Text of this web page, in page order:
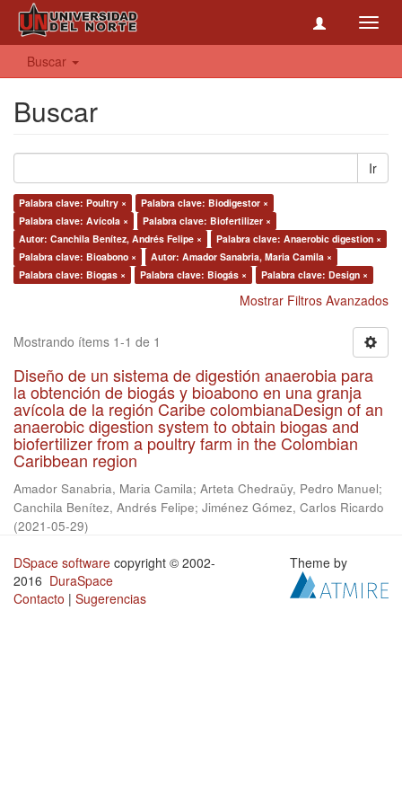
Buscar
Buscar
Ir
Palabra clave: Poultry ×
Palabra clave: Biodigestor ×
Palabra clave: Avícola ×
Palabra clave: Biofertilizer ×
Autor: Canchila Benítez, Andrés Felipe ×
Palabra clave: Anaerobic digestion ×
Palabra clave: Bioabono ×
Autor: Amador Sanabria, Maria Camila ×
Palabra clave: Biogas ×
Palabra clave: Biogás × Palabra clave: Design ×
Mostrar Filtros Avanzados
Mostrando ítems 1-1 de 1
Diseño de un sistema de digestión anaerobia para
la obtención de biogás y bioabono en una granja
avícola de la región Caribe colombianaDesign of an
anaerobic digestion system to obtain biogas and
biofertilizer from a poultry farm in the Colombian
Caribbean region
Amador Sanabria, Maria Camila; Arteta Chedraüy, Pedro Manuel;
Canchila Benítez, Andrés Felipe; Jiménez Gómez, Carlos Ricardo
(2021-05-29)
DSpace software copyright © 2002-
2016 DuraSpace
Contacto | Sugerencias
Theme by